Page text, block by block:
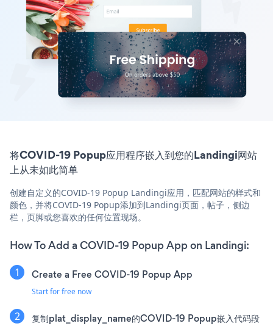
将COVID-19 Popup应用程序嵌入到您的Landingi网站
上从未如此简单
创建自定义的COVID-19 Popup Landingi应用，匹配网站的样式和
颜色，并将COVID-19 Popup添加到Landingi页面，帖子，侧边
栏，页脚或您喜欢的任何位置现场。
How To Add a COVID-19 Popup App on Landingi:
Create a Free COVID-19 Popup App
Start for free now
复制plat_display_name的COVID-19 Popup嵌入代码段